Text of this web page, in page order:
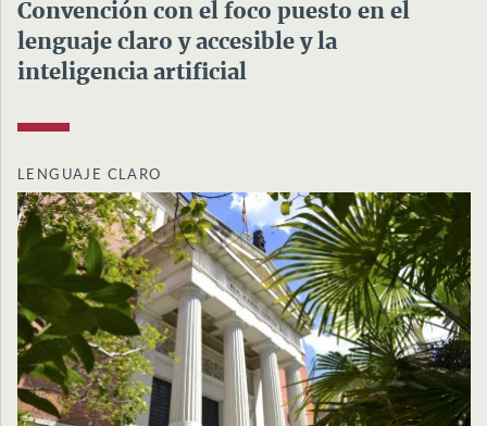
Convención con el foco puesto en el
lenguaje claro y accesible y la
inteligencia artificial
LENGUAJE CLARO